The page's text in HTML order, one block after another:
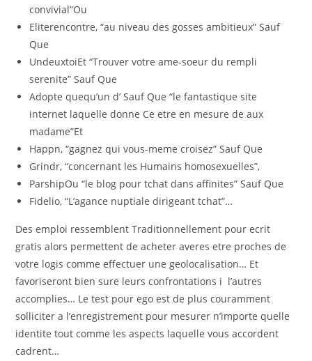
convivial”Ou
Eliterencontre, “au niveau des gosses ambitieux” Sauf
Que
UndeuxtoiEt “Trouver votre ame-soeur du rempli
serenite” Sauf Que
Adopte quequ’un d’ Sauf Que “le fantastique site
internet laquelle donne Ce etre en mesure de aux
madame”Et
Happn, “gagnez qui vous-meme croisez” Sauf Que
Grindr, “concernant les Humains homosexuelles”,
ParshipOu “le blog pour tchat dans affinites” Sauf Que
Fidelio, “L’agance nuptiale dirigeant tchat”…
Des emploi ressemblent Traditionnellement pour ecrit
gratis alors permettent de acheter averes etre proches de
votre logis comme effectuer une geolocalisation… Et
favoriseront bien sure leurs confrontations i l’autres
accomplies… Le test pour ego est de plus couramment
solliciter a l’enregistrement pour mesurer n’importe quelle
identite tout comme les aspects laquelle vous accordent
cadrent…